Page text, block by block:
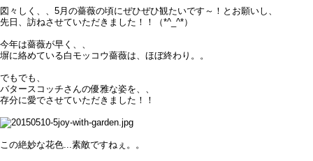
図々しく、、5月の薔薇の頃にぜひぜひ観たいです～！とお願いし、
先日、訪ねさせていただきました！！（*^_^*）
今年は薔薇が早く、、
塀に絡めている白モッコウ薔薇は、ほぼ終わり。。
でもでも、
バタースコッチさんの優雅な姿を、、
存分に愛でさせていただきました！！
この絶妙な花色...素敵ですねぇ。。